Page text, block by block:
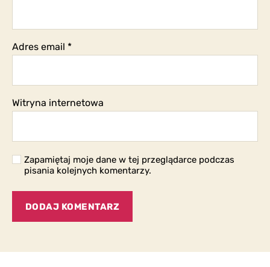
Adres email *
Witryna internetowa
Zapamiętaj moje dane w tej przeglądarce podczas
pisania kolejnych komentarzy.